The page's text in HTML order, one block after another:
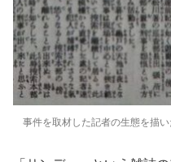
事件を取材した記者の生態を描い